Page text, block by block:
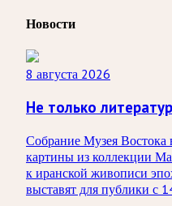
Новости
8 августа 2026
Не только
Собрание Музея
картины из коллекции
к иранской живописи
выставят для публики с